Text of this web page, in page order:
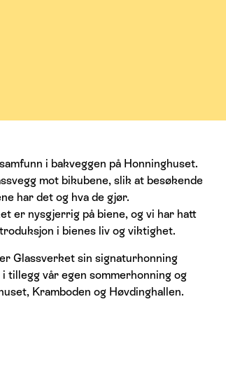
i bakveggen på Honninghuset.
mot bikubene, slik at besøkende
har det og hva de gjør.
er nysgjerrig på biene, og vi har hatt
i bienes liv og viktighet.
Glassverket sin signaturhonning
vår egen sommerhonning og
Kramboden og Høvdinghallen.